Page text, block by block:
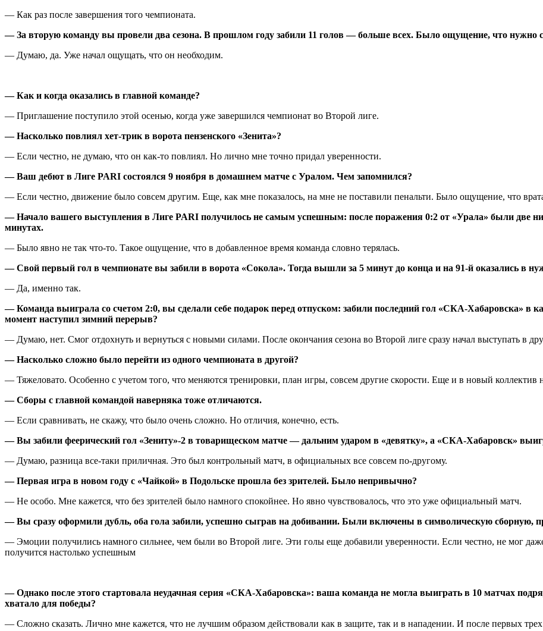
— Как раз после завершения того чемпионата.
— За вторую команду вы провели два сезона. В прошлом году забили 11 голов — больше всех. Было ощущение, что нужно
— Думаю, да. Уже начал ощущать, что он необходим.
— Как и когда оказались в главной команде?
— Приглашение поступило этой осенью, когда уже завершился чемпионат во Второй лиге.
— Насколько повлиял хет-трик в ворота пензенского «Зенита»?
— Если честно, не думаю, что он как-то повлиял. Но лично мне точно придал уверенности.
— Ваш дебют в Лиге PARI состоялся 9 ноября в домашнем матче с Уралом. Чем запомнился?
— Если честно, движение было совсем другим. Еще, как мне показалось, на мне не поставили пенальти. Было ощущение, что
— Начало вашего выступления в Лиге PARI получилось не самым успешным: после поражения 0:2 от «Урала» были две
минутах.
— Было явно не так что-то. Такое ощущение, что в добавленное время команда словно терялась.
— Свой первый гол в чемпионате вы забили в ворота «Сокола». Тогда вышли за 5 минут до конца и на 91-й оказались в
— Да, именно так.
— Команда выиграла со счетом 2:0, вы сделали себе подарок перед отпуском: забили последний гол «СКА-Хабаровска» в
момент наступил зимний перерыв?
— Думаю, нет. Смог отдохнуть и вернуться с новыми силами. После окончания сезона во Второй лиге сразу начал выступать в
— Насколько сложно было перейти из одного чемпионата в другой?
— Тяжеловато. Особенно с учетом того, что меняются тренировки, план игры, совсем другие скорости. Еще и в новый коллектив
— Сборы с главной командой наверняка тоже отличаются.
— Если сравнивать, не скажу, что было очень сложно. Но отличия, конечно, есть.
— Вы забили феерический гол «Зениту»-2 в товарищеском матче — дальним ударом в «девятку», а «СКА-Хабаровск»
— Думаю, разница все-таки приличная. Это был контрольный матч, в официальных все совсем по-другому.
— Первая игра в новом году с «Чайкой» в Подольске прошла без зрителей. Было непривычно?
— Не особо. Мне кажется, что без зрителей было намного спокойнее. Но явно чувствовалось, что это уже официальный матч.
— Вы сразу оформили дубль, оба гола забили, успешно сыграв на добивании. Были включены в символическую сборную,
— Эмоции получились намного сильнее, чем были во Второй лиге. Эти голы еще добавили уверенности. Если честно, не мог
получится настолько успешным
— Однако после этого стартовала неудачная серия «СКА-Хабаровска»: ваша команда не могла выиграть в 10 матчах
хватало для победы?
— Сложно сказать. Лично мне кажется, что не лучшим образом действовали как в защите, так и в нападении. И после первых